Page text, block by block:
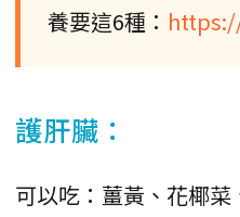
養要這6種：
護肝臟：
可以吃：薑黃、花椰菜